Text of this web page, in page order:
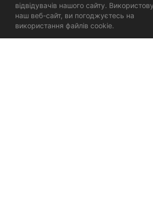
відвідувачів нашого сайту.
наш веб-сайт, ви погоджуєтесь на
використання файлів cookie.